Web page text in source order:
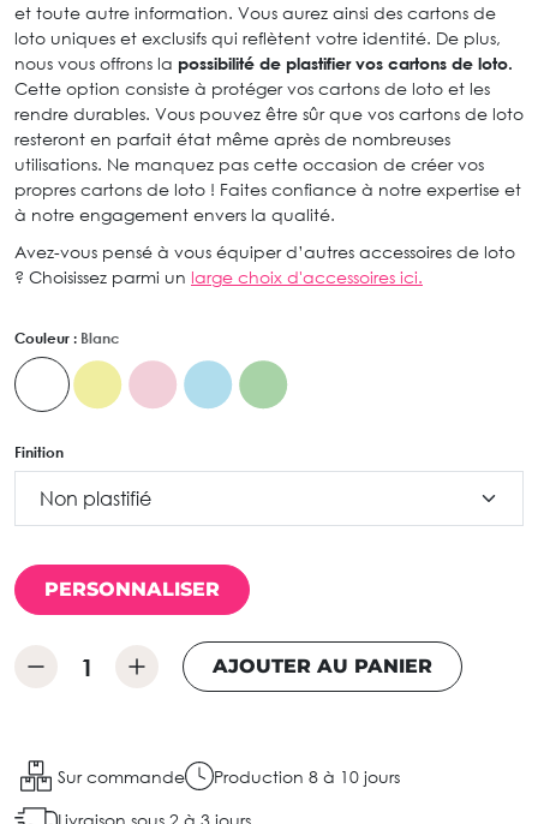
et toute autre information. Vous aurez ainsi des cartons de
loto uniques et exclusifs qui reflètent votre identité. De plus,
nous vous offrons la possibilité de plastifier vos cartons de loto.
Cette option consiste à protéger vos cartons de loto et les
rendre durables. Vous pouvez être sûr que vos cartons de loto
resteront en parfait état même après de nombreuses
utilisations. Ne manquez pas cette occasion de créer vos
propres cartons de loto ! Faites confiance à notre expertise et
à notre engagement envers la qualité.
Avez-vous pensé à vous équiper d’autres accessoires de loto
? Choisissez parmi un large choix d'accessoires ici.
Couleur : Blanc
Finition
PERSONNALISER
AJOUTER AU PANIER
Sur commande Production 8 à 10 jours
Livraison sous 2 à 3 jours